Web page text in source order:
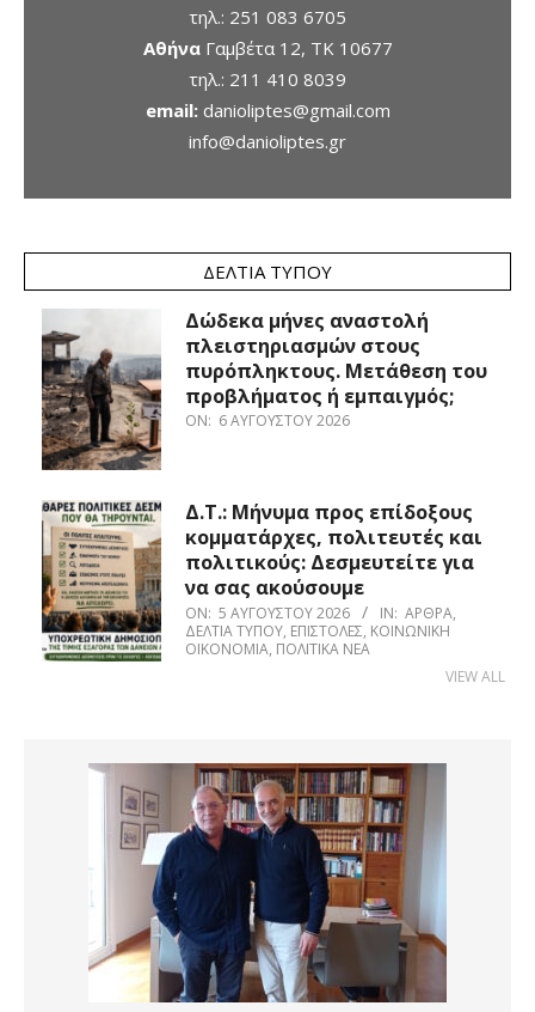
τηλ.: 251 083 6705
ΑθήναΓαμβέτα 12, ΤΚ 10677
τηλ.: 211 410 8039
email: danioliptes@gmail.com
info@danioliptes.gr
ΔΕΛΤΊΑ ΤΎΠΟΥ
Δώδεκα μήνες αναστολή
πλειστηριασμών στους
πυρόπληκτους. Μετάθεση του
προβλήματος ή εμπαιγμός;
ON: 6 ΑΥΓΟΎΣΤΟΥ 2026
Δ.Τ.: Μήνυμα προς επίδοξους
κομματάρχες, πολιτευτές και
πολιτικούς: Δεσμευτείτε για
να σας ακούσουμε
ON: 5 ΑΥΓΟΎΣΤΟΥ 2026 IN: ΆΡΘΡΑ,
ΔΕΛΤΊΑ ΤΎΠΟΥ, ΕΠΙΣΤΟΛΈΣ, ΚΟΙΝΩΝΙΚΉ
ΟΙΚΟΝΟΜΊΑ, ΠΟΛΙΤΙΚΆ ΝΈΑ
VIEW ALL